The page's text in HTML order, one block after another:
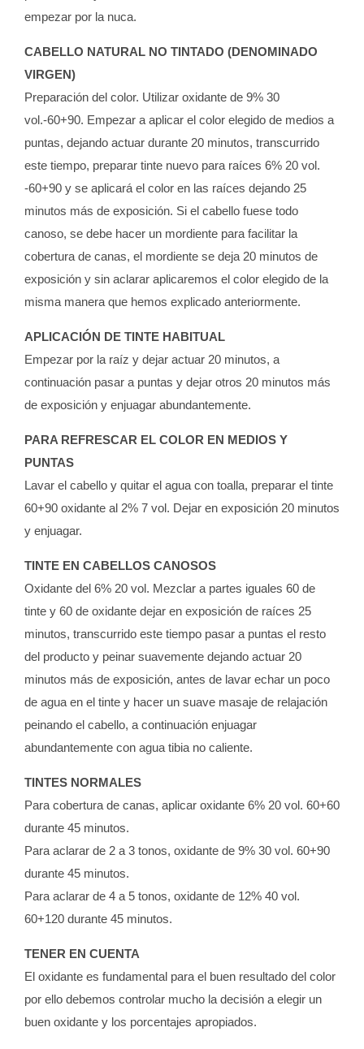
empezar por la nuca.
CABELLO NATURAL NO TINTADO (DENOMINADO
VIRGEN)
Preparación del color. Utilizar oxidante de 9% 30
vol.-60+90. Empezar a aplicar el color elegido de medios a
puntas, dejando actuar durante 20 minutos, transcurrido
este tiempo, preparar tinte nuevo para raíces 6% 20 vol.
-60+90 y se aplicará el color en las raíces dejando 25
minutos más de exposición. Si el cabello fuese todo
canoso, se debe hacer un mordiente para facilitar la
cobertura de canas, el mordiente se deja 20 minutos de
exposición y sin aclarar aplicaremos el color elegido de la
misma manera que hemos explicado anteriormente.
APLICACIÓN DE TINTE HABITUAL
Empezar por la raíz y dejar actuar 20 minutos, a
continuación pasar a puntas y dejar otros 20 minutos más
de exposición y enjuagar abundantemente.
PARA REFRESCAR EL COLOR EN MEDIOS Y
PUNTAS
Lavar el cabello y quitar el agua con toalla, preparar el tinte
60+90 oxidante al 2% 7 vol. Dejar en exposición 20 minutos
y enjuagar.
TINTE EN CABELLOS CANOSOS
Oxidante del 6% 20 vol. Mezclar a partes iguales 60 de
tinte y 60 de oxidante dejar en exposición de raíces 25
minutos, transcurrido este tiempo pasar a puntas el resto
del producto y peinar suavemente dejando actuar 20
minutos más de exposición, antes de lavar echar un poco
de agua en el tinte y hacer un suave masaje de relajación
peinando el cabello, a continuación enjuagar
abundantemente con agua tibia no caliente.
TINTES NORMALES
Para cobertura de canas, aplicar oxidante 6% 20 vol. 60+60
durante 45 minutos.
Para aclarar de 2 a 3 tonos, oxidante de 9% 30 vol. 60+90
durante 45 minutos.
Para aclarar de 4 a 5 tonos, oxidante de 12% 40 vol.
60+120 durante 45 minutos.
TENER EN CUENTA
El oxidante es fundamental para el buen resultado del color
por ello debemos controlar mucho la decisión a elegir un
buen oxidante y los porcentajes apropiados.